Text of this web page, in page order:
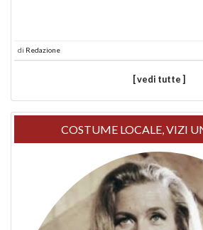
di Redazione
[ vedi tutte ]
COSTUME LOCALE, VIZI